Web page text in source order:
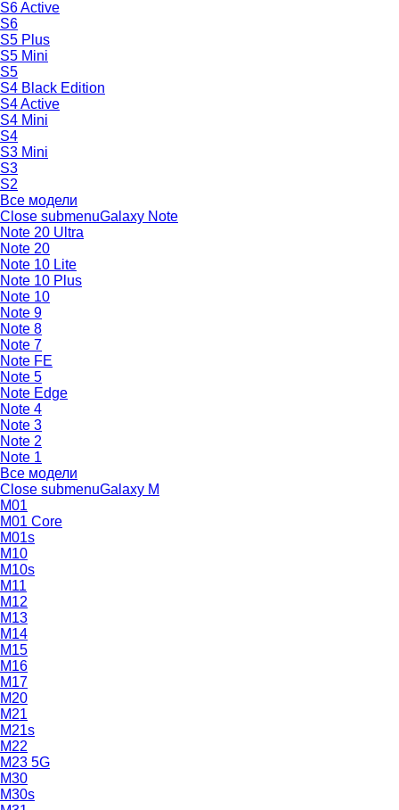
S6 Active
S6
S5 Plus
S5 Mini
S5
S4 Black Edition
S4 Active
S4 Mini
S4
S3 Mini
S3
S2
Все модели
Close submenuGalaxy Note
Note 20 Ultra
Note 20
Note 10 Lite
Note 10 Plus
Note 10
Note 9
Note 8
Note 7
Note FE
Note 5
Note Edge
Note 4
Note 3
Note 2
Note 1
Все модели
Close submenuGalaxy M
M01
M01 Core
M01s
M10
M10s
M11
M12
M13
M14
M15
M16
M17
M20
M21
M21s
M22
M23 5G
M30
M30s